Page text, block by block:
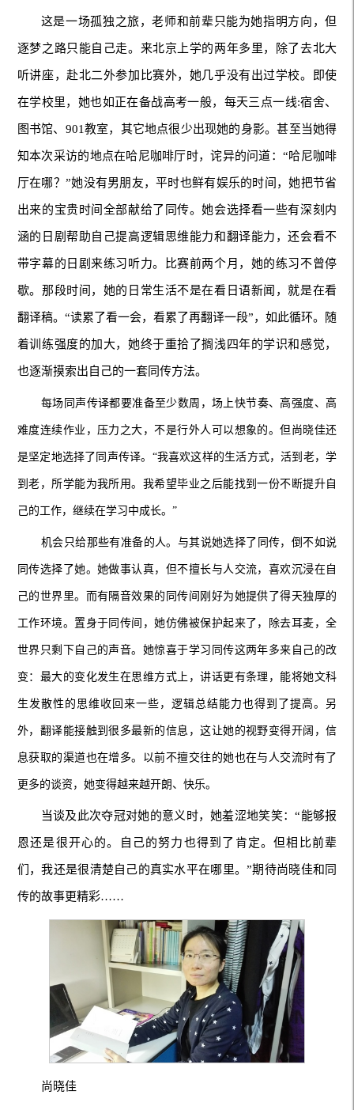
这是一场孤独之旅，老师和前辈只能为她指明方向，但
逐梦之路只能自己走。来北京上学的两年多里，除了去北大
听讲座，赴北二外参加比赛外，她几乎没有出过学校。即使
在学校里，她也如正在备战高考一般，每天三点一线:宿舍、
图书馆、901教室，其它地点很少出现她的身影。甚至当她得
知本次采访的地点在哈尼咖啡厅时，诧异的问道：“哈尼咖啡
厅在哪？”她没有男朋友，平时也鲜有娱乐的时间，她把节省
出来的宝贵时间全部献给了同传。她会选择看一些有深刻内
涵的日剧帮助自己提高逻辑思维能力和翻译能力，还会看不
带字幕的日剧来练习听力。比赛前两个月，她的练习不曾停
歇。那段时间，她的日常生活不是在看日语新闻，就是在看
翻译稿。“读累了看一会，看累了再翻译一段”，如此循环。随
着训练强度的加大，她终于重拾了搁浅四年的学识和感觉，
也逐渐摸索出自己的一套同传方法。
每场同声传译都要准备至少数周，场上快节奏、高强度、高
难度连续作业，压力之大，不是行外人可以想象的。但尚晓佳还
是坚定地选择了同声传译。“我喜欢这样的生活方式，活到老，学
到老，所学能为我所用。我希望毕业之后能找到一份不断提升自
己的工作，继续在学习中成长。”
机会只给那些有准备的人。与其说她选择了同传，倒不如说
同传选择了她。她做事认真，但不擅长与人交流，喜欢沉浸在自
己的世界里。而有隔音效果的同传间刚好为她提供了得天独厚的
工作环境。置身于同传间，她仿佛被保护起来了，除去耳麦，全
世界只剩下自己的声音。她惊喜于学习同传这两年多来自己的改
变：最大的变化发生在思维方式上，讲话更有条理，能将她文科
生发散性的思维收回来一些，逻辑总结能力也得到了提高。另
外，翻译能接触到很多最新的信息，这让她的视野变得开阔，信
息获取的渠道也在增多。以前不擅交往的她也在与人交流时有了
更多的谈资，她变得越来越开朗、快乐。
当谈及此次夺冠对她的意义时，她羞涩地笑笑：“能够报
恩还是很开心的。自己的努力也得到了肯定。但相比前辈
们，我还是很清楚自己的真实水平在哪里。”期待尚晓佳和同
传的故事更精彩……
尚晓佳